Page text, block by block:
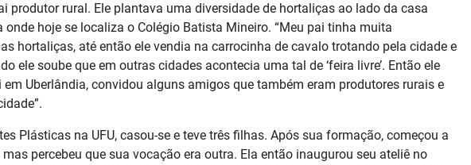
produtor rural. Ele plantava uma diversidade de hortaliças ao lado da casa
hoje se localiza o Colégio Batista Mineiro. “Meu pai tinha muita
hortaliças, até então ele vendia na carrocinha de cavalo trotando pela cidade e
ele soube que em outras cidades acontecia uma tal de ‘feira livre’. Então ele
Uberlândia, convidou alguns amigos que também eram produtores rurais e
Plásticas na UFU, casou-se e teve três filhas. Após sua formação, começou a
percebeu que sua vocação era outra. Ela então inaugurou seu ateliê no